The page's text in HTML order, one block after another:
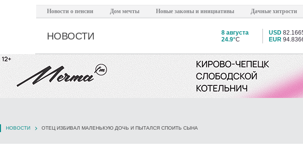
Новости о пенсии Дом мечты Новые законы и инициативы Дачные хитрости
НОВОСТИ
8 августа
24.9°C
USD
EUR
НОВОСТИ ОТЕЦ ИЗБИВАЛ МАЛЕНЬКУЮ ДОЧЬ И ПЫТАЛСЯ СПОИТЬ СЫНА